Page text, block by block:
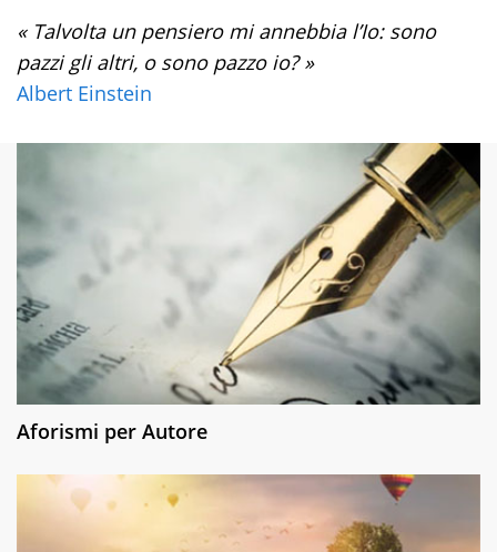
« Talvolta un pensiero mi annebbia l’Io: sono
pazzi gli altri, o sono pazzo io? »
Albert Einstein
Aforismi per Autore